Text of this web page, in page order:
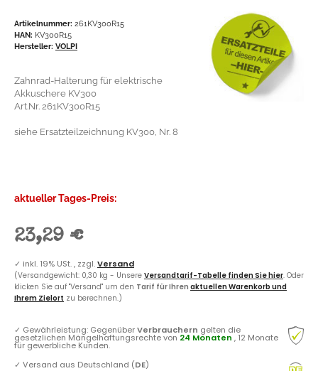
Artikelnummer: 261KV300R15
HAN: KV300R15
Hersteller: VOLPI
Zahnrad-Halterung für elektrische
Akkuschere KV300
Art.Nr. 261KV300R15
siehe Ersatzteilzeichnung KV300, Nr. 8
aktueller Tages-Preis:
23,29 €
✓ inkl. 19% USt. , zzgl.Versand
(Versandgewicht: 0,30 kg - Unsere Versandtarif-Tabelle finden Sie hier. Oder
klicken Sie auf "Versand" um den Tarif für Ihren aktuellen Warenkorb und
Ihrem Zielort zu berechnen.)
✓ Gewährleistung: GegenüberVerbrauchern gelten die
gesetzlichen Mängelhaftungsrechte von 24 Monaten , 12 Monate
für gewerbliche Kunden.
✓ Versand aus Deutschland (DE)